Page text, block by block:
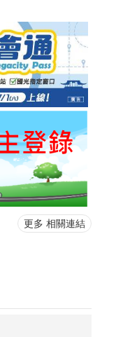
更多 相關連結